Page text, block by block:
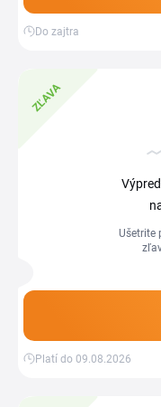
Do zajtra
ZĽAVA
Ušetrite
Platí do 09.08.2026